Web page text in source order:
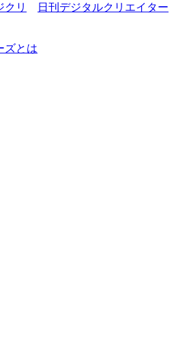
日刊デジタルクリエイター
ズとは